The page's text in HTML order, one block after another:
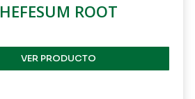
HEFESUM ROOT
VER PRODUCTO